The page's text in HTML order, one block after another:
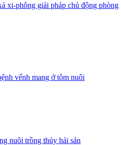
xi-phông giải pháp chủ động phòng
vểnh mang ở tôm nuôi
nuôi trồng thủy hải sản